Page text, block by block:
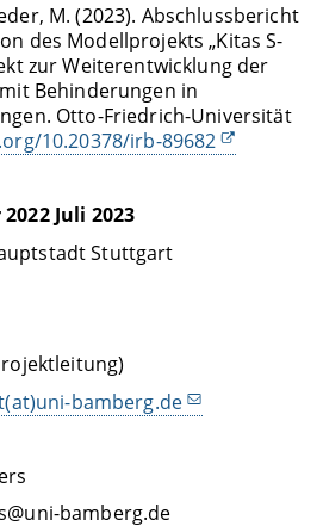
M. (2023). Abschlussbericht
des Modellprojekts „Kitas S-
zur Weiterentwicklung der
Behinderungen in
Otto-Friedrich-Universität
10.20378/irb-89682
Juli 2023
Stuttgart
bamberg.de
bamberg.de